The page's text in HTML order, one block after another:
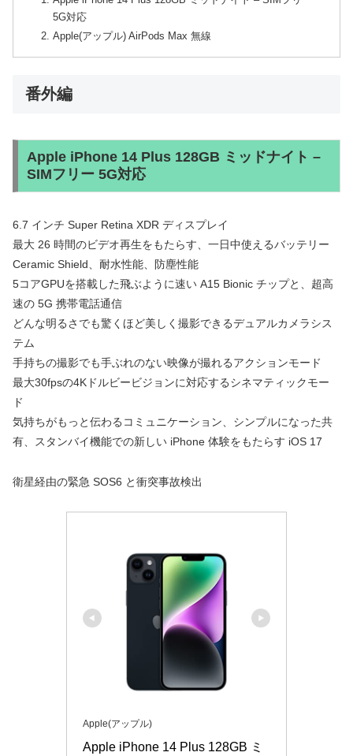
5G対応
Apple(アップル) AirPods Max 無線
番外編
Apple iPhone 14 Plus 128GB ミッドナイト –
SIMフリー 5G対応
6.7 インチ Super Retina XDR ディスプレイ
最大 26 時間のビデオ再生をもたらす、一日中使えるバッテリー
Ceramic Shield、耐水性能、防塵性能
5コアGPUを搭載した飛ぶように速い A15 Bionic チップと、超高
速の 5G 携帯電話通信
どんな明るさでも驚くほど美しく撮影できるデュアルカメラシス
テム
手持ちの撮影でも手ぶれのない映像が撮れるアクションモード
最大30fpsの4Kドルビービジョンに対応するシネマティックモー
ド
気持ちがもっと伝わるコミュニケーション、シンプルになった共
有、スタンバイ機能での新しい iPhone 体験をもたらす iOS 17
衛星経由の緊急 SOS6 と衝突事故検出
Apple(アップル)
Apple iPhone 14 Plus 128GB ミ